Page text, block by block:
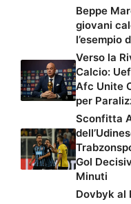
Beppe
giovani
l’esempio
Verso la
Calcio:
Afc Unite
per
Sconfitta
Gol
Minuti
Dovbyk al